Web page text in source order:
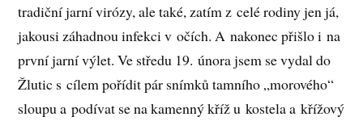
tradiční jarní virózy, ale také, zatím z celé rodiny jen já,
jakousi záhadnou infekci v očích. A nakonec přišlo i na
první jarní výlet. Ve středu 19. února jsem se vydal do
Žlutic s cílem pořídit pár snímků tamního „morového“
sloupu a podívat se na kamenný kříž u kostela a křížový